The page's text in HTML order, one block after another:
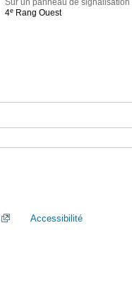
Sur un panneau de
4e Rang Ouest
Accessibilité